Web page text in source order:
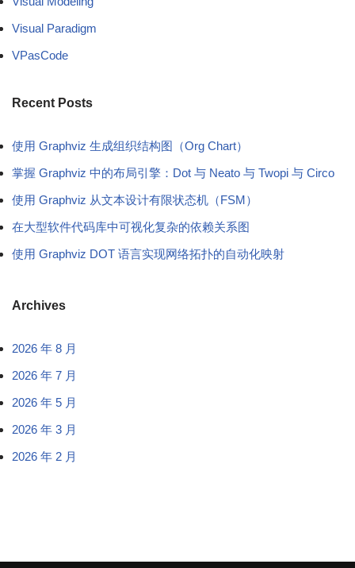
Visual Paradigm
VPasCode
Recent Posts
使用 Graphviz 生成组织结构图（Org Chart）
掌握 Graphviz 中的布局引擎：Dot 与 Neato 与 Twopi 与 Circo
使用 Graphviz 从文本设计有限状态机（FSM）
在大型软件代码库中可视化复杂的依赖关系图
使用 Graphviz DOT 语言实现网络拓扑的自动化映射
Archives
2026 年 8 月
2026 年 7 月
2026 年 5 月
2026 年 3 月
2026 年 2 月